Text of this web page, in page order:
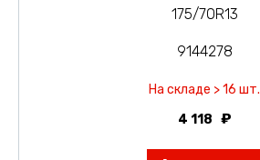
175/70R13
9144278
На складе > 16 шт.
4 118